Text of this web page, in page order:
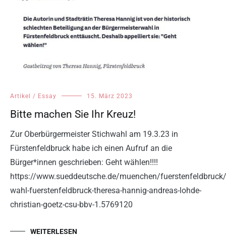
Artikel / Essay 15. März 2023
Bitte machen Sie Ihr Kreuz!
Zur Oberbürgermeister Stichwahl am 19.3.23 in
Fürstenfeldbruck habe ich einen Aufruf an die
Bürger*innen geschrieben: Geht wählen!!!!
https://www.sueddeutsche.de/muenchen/
wahl-fuerstenfeldbruck-theresa-hannig-andreas-lohde-
christian-goetz-csu-bbv-1.5769120
WEITERLESEN